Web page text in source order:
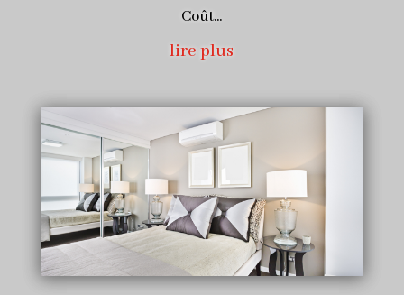
Coût...
lire plus